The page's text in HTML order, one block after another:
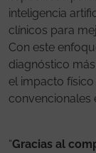
inteligencia
clínicos para
Con este
diagnóstico
el impacto
convencionales
“Gracias al